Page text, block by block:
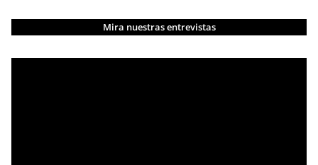
Mira nuestras entrevistas